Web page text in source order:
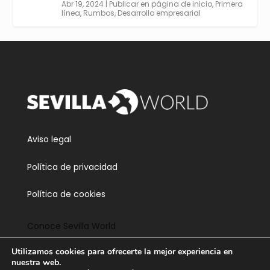
Abr 19, 2024 | Publicar en página de inicio, Primera
línea, Rumbos, Desarrollo empresarial
Aviso legal
Política de privacidad
Política de cookies
Conoce Sevilla World
Contacta
Utilizamos cookies para ofrecerte la mejor experiencia en
nuestra web.